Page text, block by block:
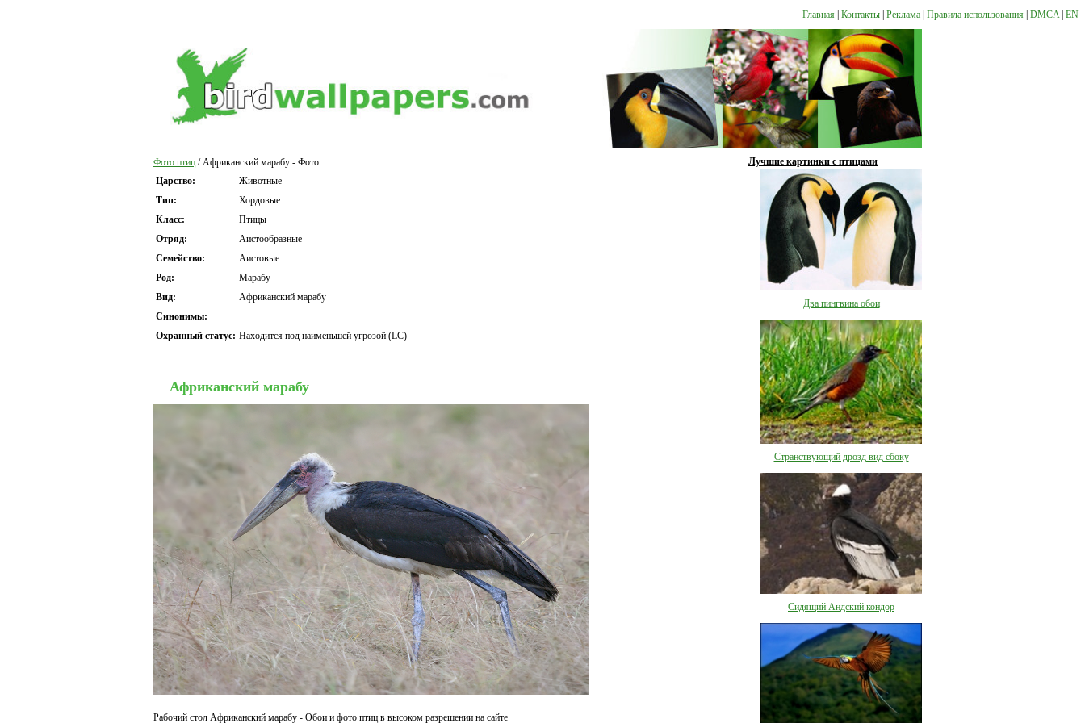
Главная Контакты Реклама Правила использования DMCA EN
Фото птиц / Африканский марабу - Фото
Царство:
Животные
Тип:
Хордовые
Класс:
Птицы
Отряд:
Аистообразные
Семейство:
Аистовые
Род:
Марабу
Вид:
Африканский марабу
Синонимы:
Охранный статус: Находится под наименьшей угрозой (LC)
Африканский марабу
Рабочий стол Африканский марабу - Обои и фото птиц в высоком разрешении на сайте
Лучшие картинки с птицами
Два пингвина обои
Странствующий дрозд вид сбоку
Сидящий Андский кондор